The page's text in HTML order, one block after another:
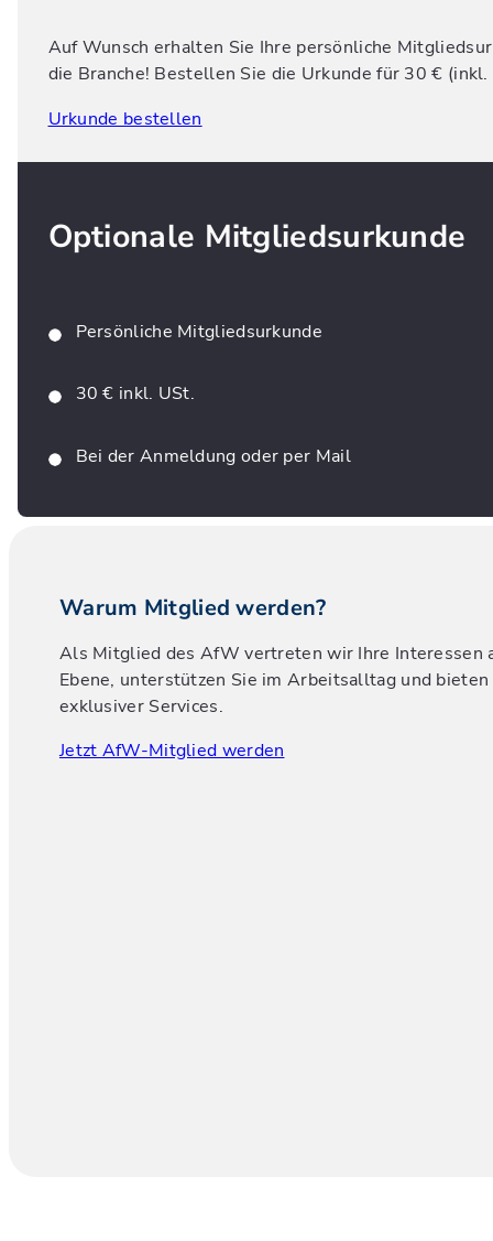
Optionale Mitgliedsurkunde
Persönliche Mitgliedsurkunde
30 € inkl. USt.
Bei der Anmeldung oder per Mail
Auf Wunsch erhalten Sie Ihre persönliche
die Branche! Bestellen Sie die Urkunde für 30 €
Urkunde bestellen
Warum Mitglied werden?
Als Mitglied des AfW vertreten wir Ihre Interessen
Ebene, unterstützen Sie im Arbeitsalltag und
exklusiver Services.
Jetzt AfW-Mitglied werden